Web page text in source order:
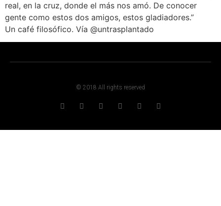
real, en la cruz, donde el más nos amó. De conocer
gente como estos dos amigos, estos gladiadores.”
Un café filosófico. Vía @untrasplantado
© 2018 All rights reserved